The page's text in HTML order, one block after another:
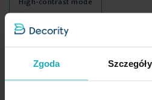
Zgoda Szczegóły
Długość
Jednostka miary
odmienić charakter aranżacji.
Plecione sznury, które wykorzystano
włókien
poliestrowych. Dzięki czemu
efektownie prezentują się w każdym
upinania zasłon wykańcza
Podobne